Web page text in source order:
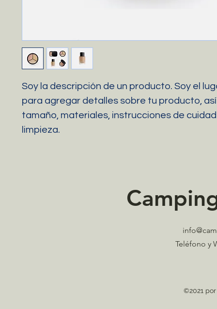
Soy la descripción de un producto. Soy el
para agregar detalles sobre tu producto,
tamaño, materiales, instrucciones de
limpieza.
Teléfono y
©2021